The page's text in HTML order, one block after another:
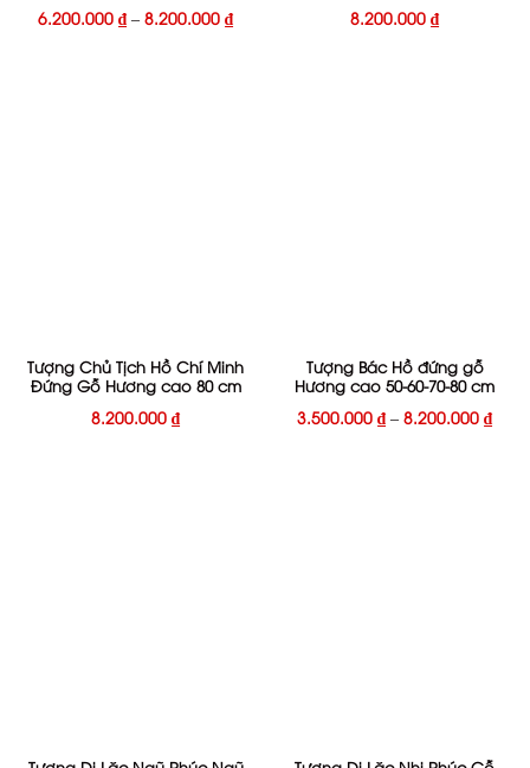
6.200.000 ₫ – 8.200.000 ₫ 8.200.000 ₫
Tượng Chủ Tịch Hồ Chí Minh
Đứng Gỗ Hương cao 80 cm
8.200.000 ₫
Tượng Bác Hồ đứng gỗ
Hương cao 50-60-70-80 cm
3.500.000 ₫ – 8.200.000 ₫